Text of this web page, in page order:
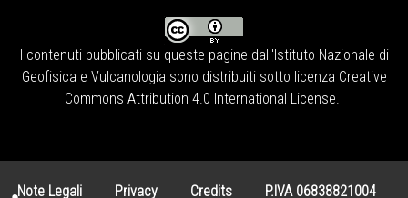
I contenuti pubblicati su queste pagine dall' Istituto Nazionale di
Geofisica e Vulcanologia sono distribuiti sotto licenza Creative
Commons Attribution 4.0 International License.
Note Legali Privacy Credits P.IVA 06838821004